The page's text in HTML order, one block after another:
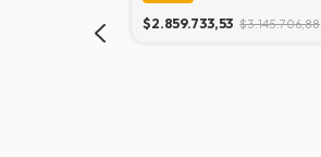
$2.859.733,53 $3.145.706,88